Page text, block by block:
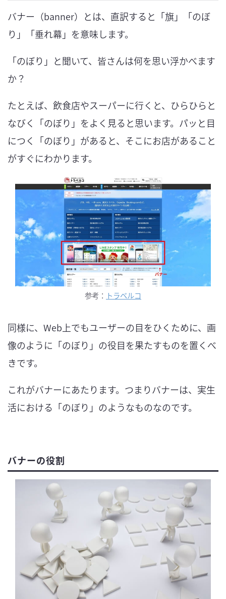
バナー（banner）とは、直訳すると「旗」「のぼ
り」「垂れ幕」を意味します。
「のぼり」と聞いて、皆さんは何を思い浮かべます
か？
たとえば、飲食店やスーパーに行くと、ひらひらと
なびく「のぼり」をよく見ると思います。パッと目
につく「のぼり」があると、そこにお店があること
がすぐにわかります。
参考： トラベルコ
同様に、Web上でもユーザーの目をひくために、画
像のように「のぼり」の役目を果たすものを置くべ
きです。
これがバナーにあたります。つまりバナーは、実生
活における「のぼり」のようなものなのです。
バナーの役割